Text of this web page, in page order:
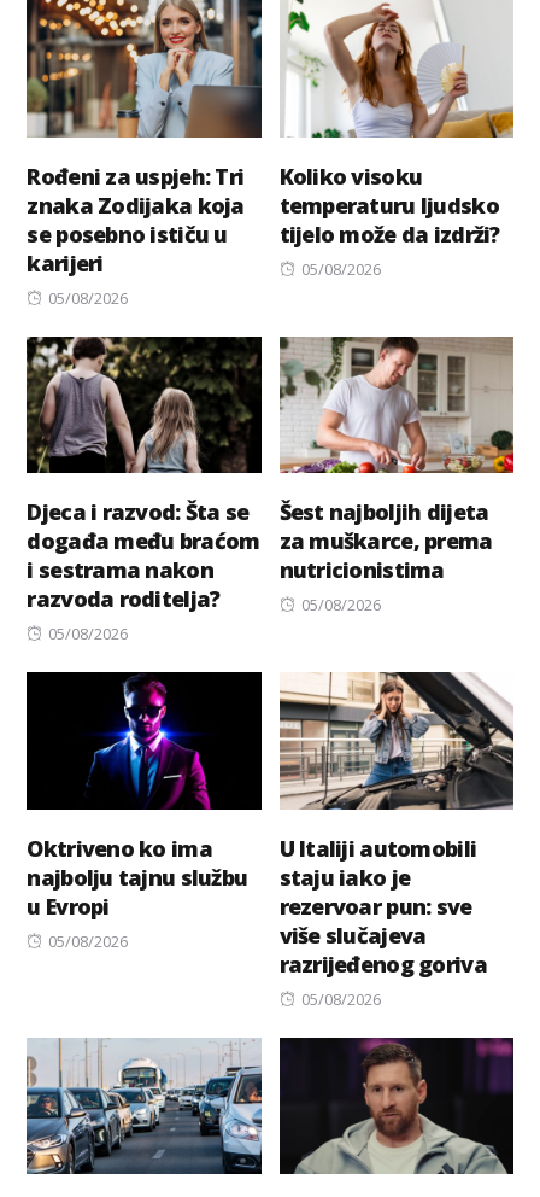
Rođeni za uspjeh: Tri
znaka Zodijaka koja
se posebno ističu u
karijeri
Posted
05/08/2026
Koliko visoku
temperaturu ljudsko
tijelo može da izdrži?
Posted
05/08/2026
Djeca i razvod: Šta se
događa među braćom
i sestrama nakon
razvoda roditelja?
Posted
05/08/2026
Šest najboljih dijeta
za muškarce, prema
nutricionistima
Posted
05/08/2026
Oktriveno ko ima
najbolju tajnu službu
u Evropi
Posted
05/08/2026
U Italiji automobili
staju iako je
rezervoar pun: sve
više slučajeva
razrijeđenog goriva
Posted
05/08/2026